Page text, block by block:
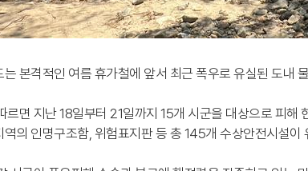
는 본격적인 여름 휴가철에 앞서 최근 폭우로 유실된 도내
르면 지난 18일부터 21일까지 15개 시군을 대상으로 피해
역의 인명구조함, 위험표지판 등 총 145개 수상안전시설이